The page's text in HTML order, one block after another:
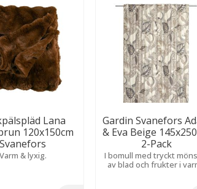
Lana
120x150cm
Svanefors
Varm & lyxig.
Gardin Svanefors
& Eva Beige
2-Pack
I bomull med tryckt
av blad och frukter i